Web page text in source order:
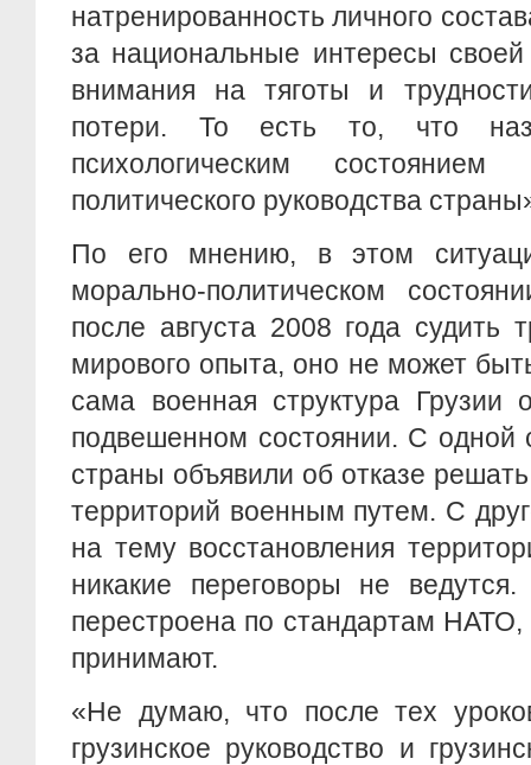
натренированность личного
за национальные интересы
внимания на тяготы и
потери. То есть то, что
психологическим
политического руководства
По его мнению, в этом
морально-политическом
после августа 2008 года судить
мирового опыта, оно не может
сама военная структура Грузии
подвешенном состоянии. С одной
страны объявили об отказе
территорий военным путем. С
на тему восстановления
никакие переговоры не
перестроена по стандартам
принимают.
«Не думаю, что после тех
грузинское руководство и